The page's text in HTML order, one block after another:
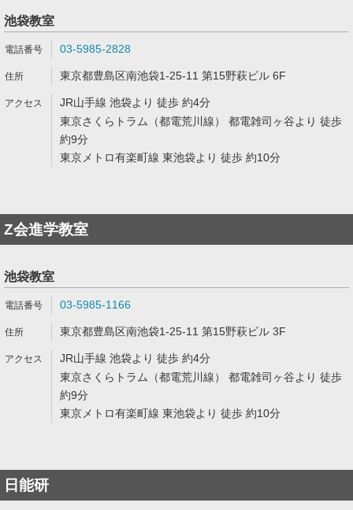
池袋教室
03-5985-2828
東京都豊島区南池袋1-25-11 第15野萩ビル 6F
JR山手線 池袋より 徒歩 約4分
東京さくらトラム（都電荒川線） 都電雑司ヶ谷より 徒歩
約9分
東京メトロ有楽町線 東池袋より 徒歩 約10分
Z会進学教室
池袋教室
03-5985-1166
東京都豊島区南池袋1-25-11 第15野萩ビル 3F
JR山手線 池袋より 徒歩 約4分
東京さくらトラム（都電荒川線） 都電雑司ヶ谷より 徒歩
約9分
東京メトロ有楽町線 東池袋より 徒歩 約10分
日能研